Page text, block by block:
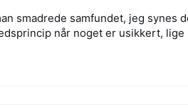
smadrede samfundet, jeg synes
når noget er usikkert,